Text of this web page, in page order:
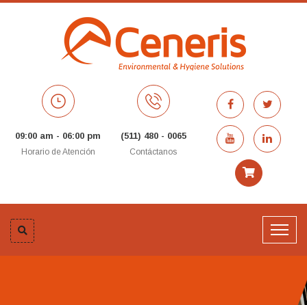
09:00 am - 06:00 pm
Horario de Atención
(511) 480 - 0065
Contáctanos